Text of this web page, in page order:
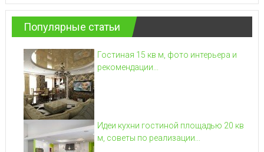
Популярные статьи
Гостиная 15 кв м, фото интерьера и
рекомендации...
Идеи кухни гостиной площадью 20 кв
м, советы по реализации...